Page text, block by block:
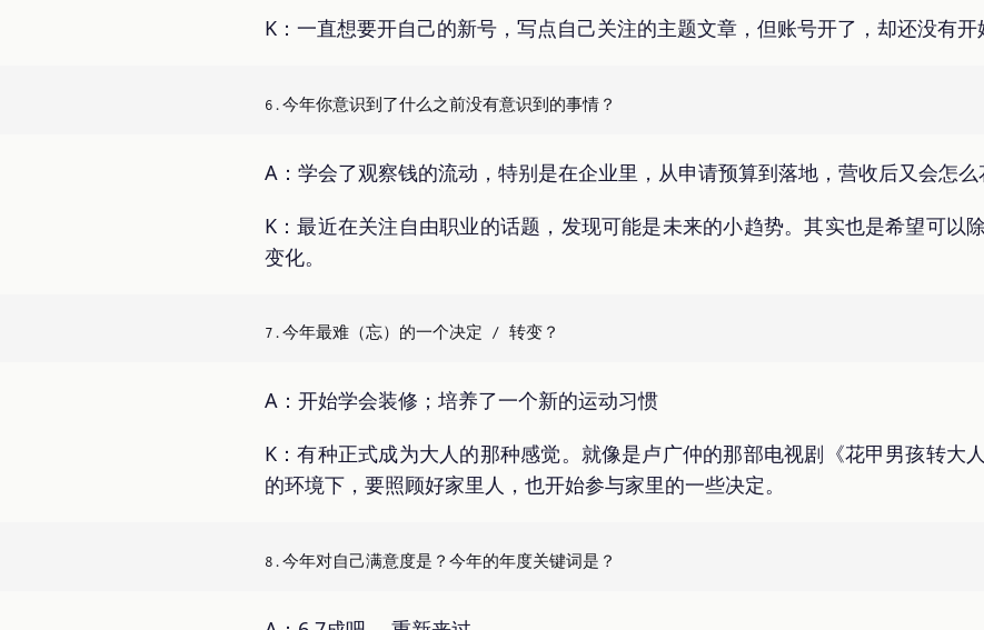
K：一直想要开自己的新号，写点自己关注的主题文章，但账号开了，却还没有开
A：学会了观察钱的流动，特别是在企业里，从申请预算到落地，营收后又会怎么
K：最近在关注自由职业的话题，发现可能是未来的小趋势。其实也是希望可以
变化。
A：开始学会装修；培养了一个新的运动习惯
K：有种正式成为大人的那种感觉。就像是卢广仲的那部电视剧《花甲男孩转大
的环境下，要照顾好家里人，也开始参与家里的一些决定。